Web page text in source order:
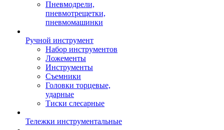
Пневмодрели,
пневмотрещетки,
пневмомашинки
Ручной инструмент
Набор инструментов
Ложементы
Инструменты
Съемники
Головки торцевые,
ударные
Тиски слесарные
Тележки инструментальные